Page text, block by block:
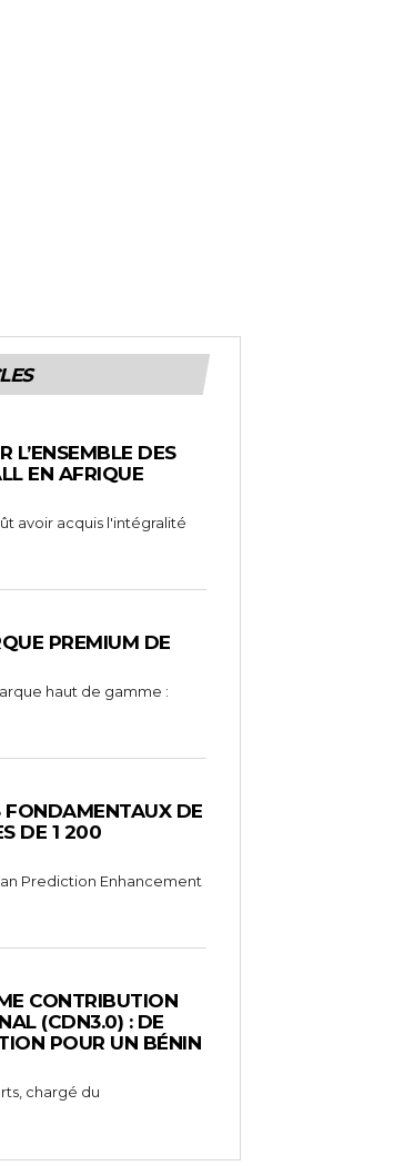
L’ENSEMBLE DES
EN AFRIQUE
avoir acquis l'intégralité
PREMIUM DE
haut de gamme :
DE
DE 1 200
Prediction Enhancement
CONTRIBUTION
(CDN3.0) : DE
POUR UN BÉNIN
chargé du